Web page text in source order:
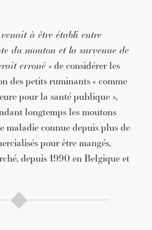
à être établi entre
du mouton et la survenue de
erroné » de considérer les
des petits ruminants « comme
pour la santé publique »,
longtemps les moutons
maladie connue depuis plus de
pour être mangés,
depuis 1990 en Belgique et